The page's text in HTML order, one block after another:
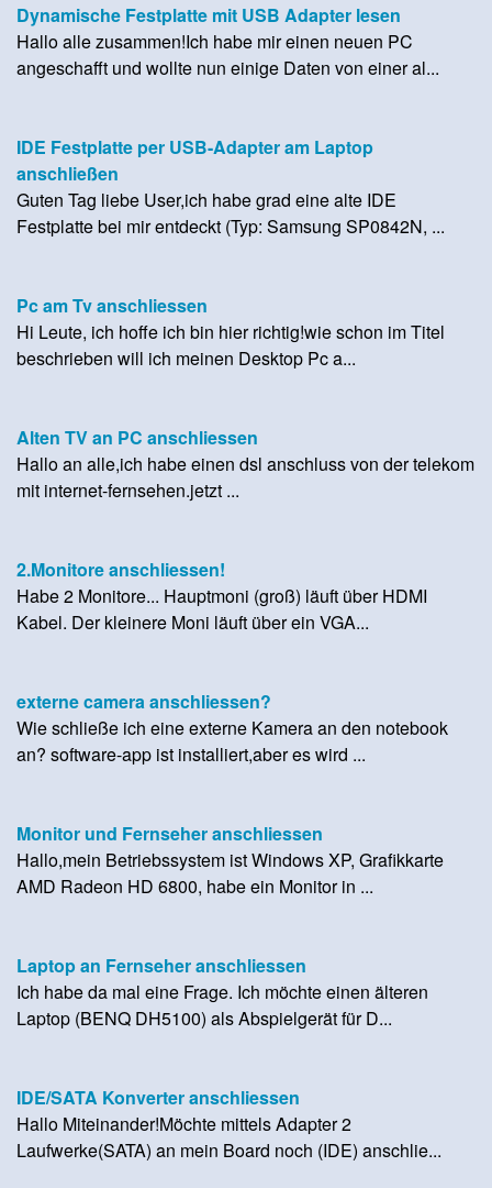
Dynamische Festplatte mit USB Adapter lesen
Hallo alle zusammen!Ich habe mir einen neuen PC
angeschafft und wollte nun einige Daten von einer al...
IDE Festplatte per USB-Adapter am Laptop
anschließen
Guten Tag liebe User,ich habe grad eine alte IDE
Festplatte bei mir entdeckt (Typ: Samsung SP0842N, ...
Pc am Tv anschliessen
Hi Leute, ich hoffe ich bin hier richtig!wie schon im Titel
beschrieben will ich meinen Desktop Pc a...
Alten TV an PC anschliessen
Hallo an alle,ich habe einen dsl anschluss von der telekom
mit internet-fernsehen.jetzt ...
2.Monitore anschliessen!
Habe 2 Monitore... Hauptmoni (groß) läuft über HDMI
Kabel. Der kleinere Moni läuft über ein VGA...
externe camera anschliessen?
Wie schließe ich eine externe Kamera an den notebook
an? software-app ist installiert,aber es wird ...
Monitor und Fernseher anschliessen
Hallo,mein Betriebssystem ist Windows XP, Grafikkarte
AMD Radeon HD 6800, habe ein Monitor in ...
Laptop an Fernseher anschliessen
Ich habe da mal eine Frage. Ich möchte einen älteren
Laptop (BENQ DH5100) als Abspielgerät für D...
IDE/SATA Konverter anschliessen
Hallo Miteinander!Möchte mittels Adapter 2
Laufwerke(SATA) an mein Board noch (IDE) anschlie...